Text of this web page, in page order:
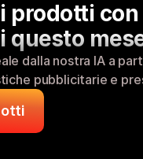
prodotti
questo
dalla nostra IA a
pubblicitarie e